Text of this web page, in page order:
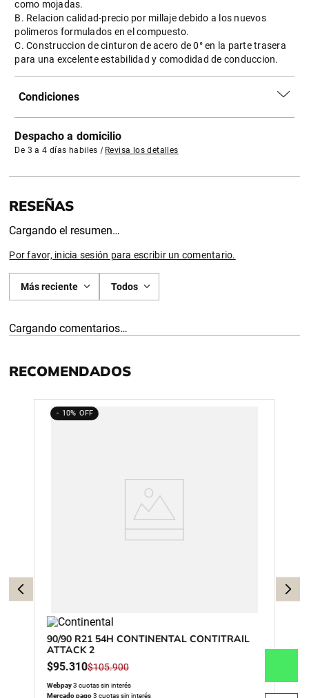
como mojadas.
B. Relacion calidad-precio por millaje debido a los nuevos
polimeros formulados en el compuesto.
C. Construccion de cinturon de acero de 0° en la parte trasera
para una excelente estabilidad y comodidad de conduccion.
Condiciones
Despacho a domicilio
De 3 a 4 días habiles | Revisa los detalles
Cargando el resumen…
Por favor, inicia sesión para escribir un comentario.
Más reciente Todos
Cargando comentarios…
RECOMENDADOS
10%
90/90 R21 54H CONTINENTAL CONTITRAIL
ATTACK 2
$95.310$105.900
Webpay3 cuotas sin interés
Mercado pago3 cuotas sin interés